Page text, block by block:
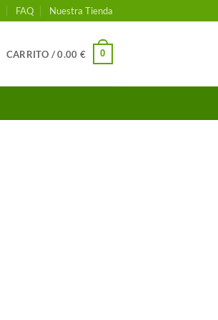
FAQ Nuestra Tienda
CARRITO /0.00 € 0